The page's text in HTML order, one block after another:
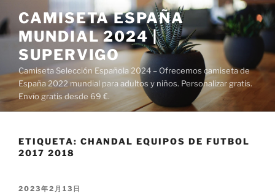
al
contenido
CAMISETA ESPAÑA
MUNDIAL 2024 |
SUPERVIGO
Camiseta Selección Española 2024 – Ofrecemos camiseta de
España 2022 mundial para adultos y niños. Personalizar gratis.
Envío gratis desde 69 €.
ETIQUETA: CHANDAL EQUIPOS DE FUTBOL
2017 2018
PUBLICADO
2023年2月13日